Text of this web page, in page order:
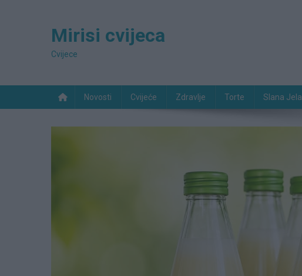
Mirisi cvijeca
Cvijece
Novosti Cvijeće Zdravlje Torte Slana Jela